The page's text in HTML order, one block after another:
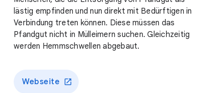
lästig empfinden und nun direkt mit Bedürftigen in
Verbindung treten können. Diese müssen das
Pfandgut nicht in Mülleimern suchen. Gleichzeitig
werden Hemmschwellen abgebaut.
Webseite